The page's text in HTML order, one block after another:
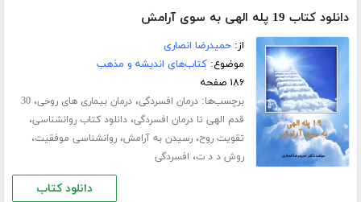
دانلود کتاب 19 پله الهی به سوی آرامش
از:حمیدرضا انصاری
موضوع:کتاب‌های اندیشه و مذهب
۱۸۶ صفحه
برچسب‌ها:درمان افسردگی،درمان بیماری های روحی،30
قدم الهی تا درمان افسردگی،دانلود کتاب روانشناسی،
تقویت روح،رسیدن به آرامش،روانشناسی موفقیت،
روش د د ت، افسردگی
دانلود کتاب